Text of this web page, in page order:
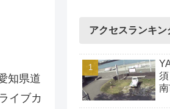
知県道
イブカ
アクセスランキン